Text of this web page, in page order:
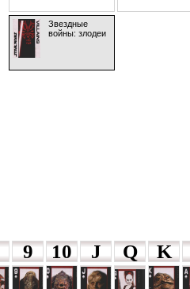
Звездные
войны: злодеи
9 10 J Q K